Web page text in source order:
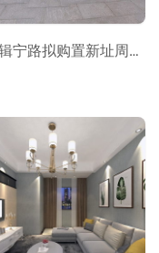
宁县辑宁路拟购置新址周边街景